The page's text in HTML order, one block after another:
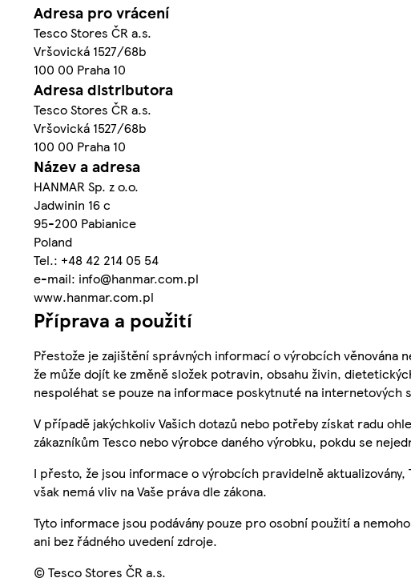
Adresa pro vrácení
Tesco Stores ČR a.s.
Vršovická 1527/68b
100 00 Praha 10
Adresa distributora
Tesco Stores ČR a.s.
Vršovická 1527/68b
100 00 Praha 10
Název a adresa
HANMAR Sp. z o.o.
Jadwinin 16 c
95-200 Pabianice
Poland
Tel.: +48 42 214 05 54
e-mail: info@hanmar.com.pl
www.hanmar.com.pl
Příprava a použití
Přestože je zajištění správných informací o výrobcích
že může dojít ke změně složek potravin, obsahu živin,
nespoléhat se pouze na informace poskytnuté na internetových
V případě jakýchkoliv Vašich dotazů nebo potřeby získat radu
zákazníkům Tesco nebo výrobce daného výrobku, pokdu se
I přesto, že jsou informace o výrobcích pravidelně
však nemá vliv na Vaše práva dle zákona.
Tyto informace jsou podávány pouze pro osobní použití a
ani bez řádného uvedení zdroje.
© Tesco Stores ČR a.s.